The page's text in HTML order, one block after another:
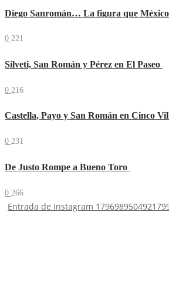
Diego Sanromán… La figura que México
0 221
Silveti, San Román y Pérez en El Paseo
0 216
Castella, Payo y San Román en Cinco
0 231
De Justo Rompe a Bueno Toro
0 266
Entrada de Instagram